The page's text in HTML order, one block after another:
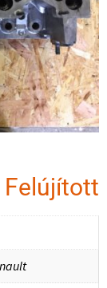
Felújított